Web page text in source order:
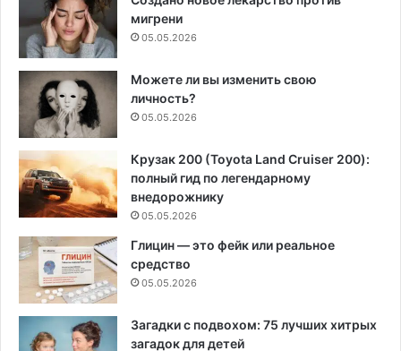
мигрени
05.05.2026
Можете ли вы изменить свою
личность?
05.05.2026
Крузак 200 (Toyota Land Cruiser 200):
полный гид по легендарному
внедорожнику
05.05.2026
Глицин — это фейк или реальное
средство
05.05.2026
Загадки с подвохом: 75 лучших хитрых
загадок для детей